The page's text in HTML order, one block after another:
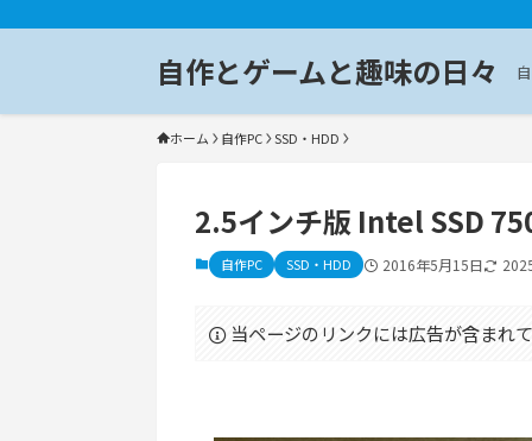
自作とゲームと趣味の日々
ホーム 自作PC SSD・HDD
2.5インチ版 Intel SSD
自作PC SSD・HDD 2016年5月15日
当ページのリンクには広告が含まれ